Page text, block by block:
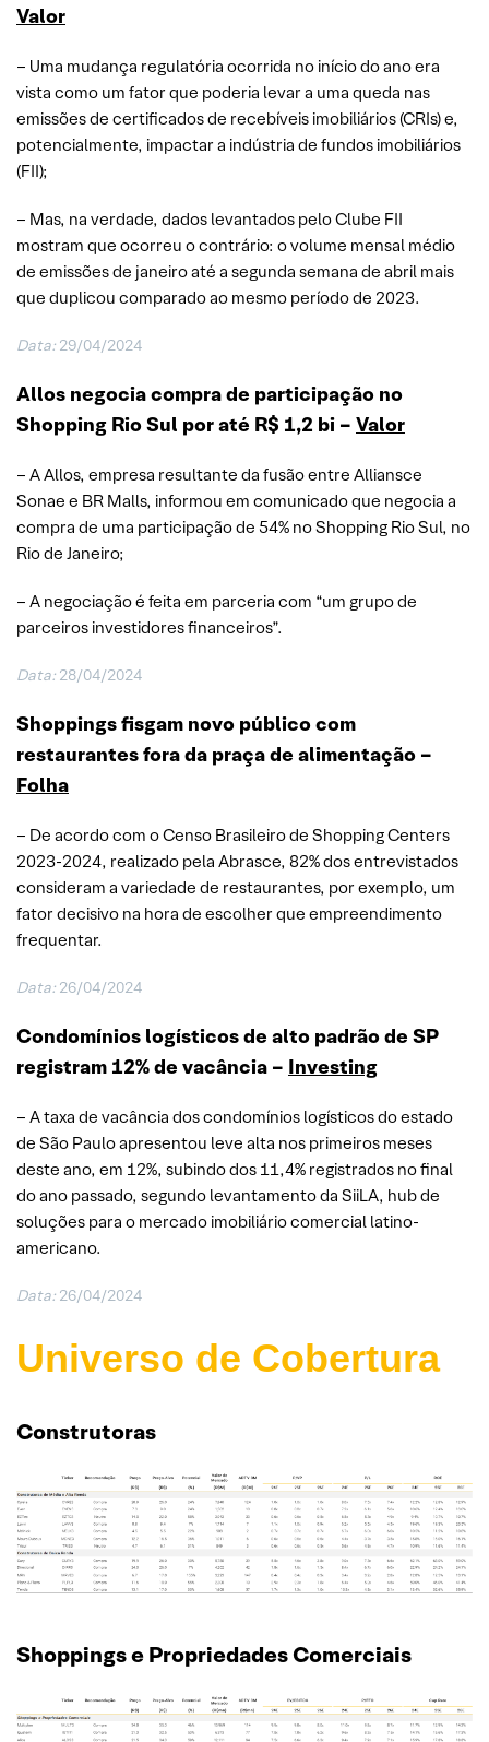
Valor
– Uma mudança regulatória ocorrida no início do ano era
vista como um fator que poderia levar a uma queda nas
emissões de certificados de recebíveis imobiliários (CRIs) e,
potencialmente, impactar a indústria de fundos imobiliários
(FII);
– Mas, na verdade, dados levantados pelo Clube FII
mostram que ocorreu o contrário: o volume mensal médio
de emissões de janeiro até a segunda semana de abril mais
que duplicou comparado ao mesmo período de 2023.
Data: 29/04/2024
Allos negocia compra de participação no
Shopping Rio Sul por até R$ 1,2 bi – Valor
– A Allos, empresa resultante da fusão entre Alliansce
Sonae e BR Malls, informou em comunicado que negocia a
compra de uma participação de 54% no Shopping Rio Sul, no
Rio de Janeiro;
– A negociação é feita em parceria com “um grupo de
parceiros investidores financeiros”.
Data: 28/04/2024
Shoppings fisgam novo público com
restaurantes fora da praça de alimentação –
Folha
– De acordo com o Censo Brasileiro de Shopping Centers
2023-2024, realizado pela Abrasce, 82% dos entrevistados
consideram a variedade de restaurantes, por exemplo, um
fator decisivo na hora de escolher que empreendimento
frequentar.
Data: 26/04/2024
Condomínios logísticos de alto padrão de SP
registram 12% de vacância – Investing
– A taxa de vacância dos condomínios logísticos do estado
de São Paulo apresentou leve alta nos primeiros meses
deste ano, em 12%, subindo dos 11,4% registrados no final
do ano passado, segundo levantamento da SiiLA, hub de
soluções para o mercado imobiliário comercial latino-
americano.
Data: 26/04/2024
Universo de Cobertura
Construtoras
Shoppings e Propriedades Comerciais